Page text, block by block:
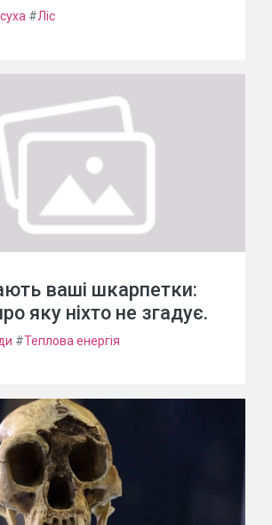
#Ліс
ваші шкарпетки:
яку ніхто не згадує.
#Теплова енергія